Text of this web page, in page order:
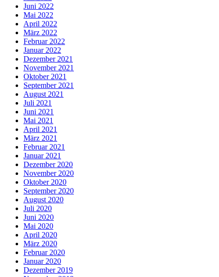
Juni 2022
Mai 2022
April 2022
März 2022
Februar 2022
Januar 2022
Dezember 2021
November 2021
Oktober 2021
September 2021
August 2021
Juli 2021
Juni 2021
Mai 2021
April 2021
März 2021
Februar 2021
Januar 2021
Dezember 2020
November 2020
Oktober 2020
September 2020
August 2020
Juli 2020
Juni 2020
Mai 2020
April 2020
März 2020
Februar 2020
Januar 2020
Dezember 2019